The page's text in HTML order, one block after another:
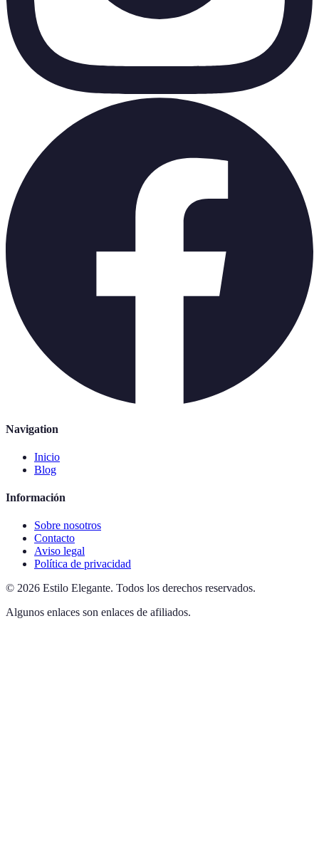
Navigation
Inicio
Blog
Información
Sobre nosotros
Contacto
Aviso legal
Política de privacidad
© 2026 Estilo Elegante. Todos los derechos reservados.
Algunos enlaces son enlaces de afiliados.